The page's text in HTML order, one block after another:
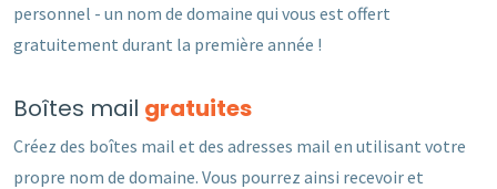
personnel - un nom de domaine qui vous est offert
gratuitement durant la première année !
Boîtes mail gratuites
Créez des boîtes mail et des adresses mail en utilisant votre
propre nom de domaine. Vous pourrez ainsi recevoir et